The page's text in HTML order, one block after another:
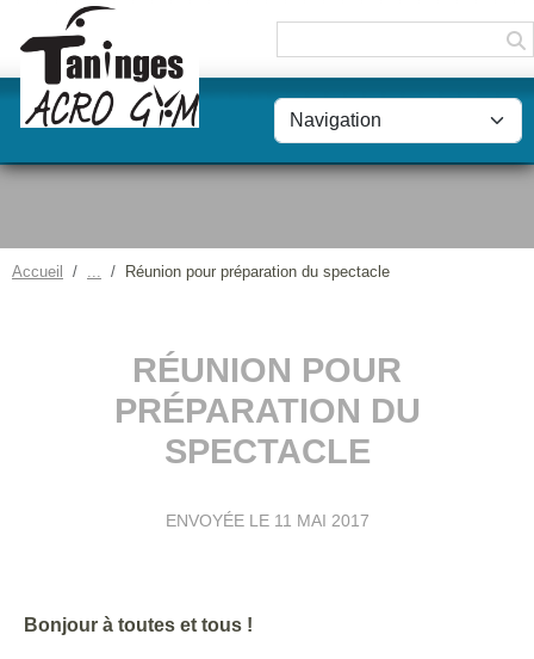
Accueil Réunion pour préparation du spectacle
RÉUNION POUR
PRÉPARATION DU
SPECTACLE
ENVOYÉE LE 11 MAI 2017
Bonjour à toutes et tous !
Panneau de gestion des cookies